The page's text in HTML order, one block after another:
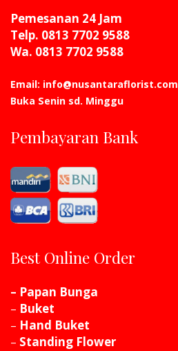
Pemesanan 24 Jam
Telp. 0813 7702 9588
Wa. 0813 7702 9588
Email: info@nusantaraflorist.com
Buka Senin sd. Minggu
Pembayaran Bank
Best Online Order
– Papan Bunga
– Buket
– Hand Buket
– Standing Flower